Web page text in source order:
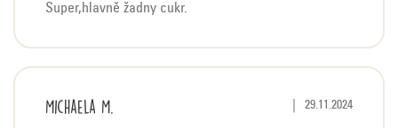
Super,hlavně žadny cukr.
Michaela M. Hodnocení produktu
29.11.2024